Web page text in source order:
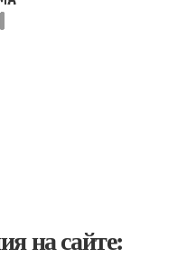
на сайте: